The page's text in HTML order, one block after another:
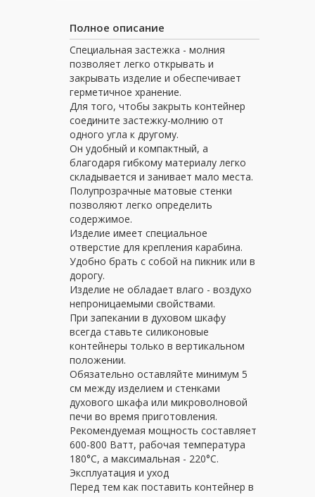
Полное описание
Специальная застежка - молния
позволяет легко открывать и
закрывать изделие и обеспечивает
герметичное хранение.
Для того, чтобы закрыть контейнер
соедините застежку-молнию от
одного угла к другому.
Он удобный и компактный, а
благодаря гибкому материалу легко
складывается и занивает мало места.
Полупрозрачные матовые стенки
позволяют легко определить
содержимое.
Изделие имеет специальное
отверстие для крепления карабина.
Удобно брать с собой на пикник или в
дорогу.
Изделие не обладает влаго - воздухо
непроницаемыми свойствами.
При запекании в духовом шкафу
всегда ставьте силиконовые
контейнеры только в вертикальном
положении.
Обязательно оставляйте минимум 5
см между изделием и стенками
духового шкафа или микроволновой
печи во время приготовления.
Рекомендуемая мощность составляет
600-800 Ватт, рабочая температура
180°C, а максимальная - 220°C.
Эксплуатация и уход
Перед тем как поставить контейнер в